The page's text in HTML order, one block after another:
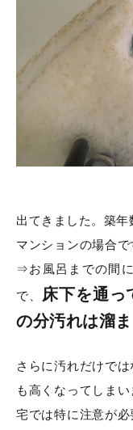
出てきました。築
マンションの場合
⇒お風呂までの間
で、
床下を通っ
の分汚れは溜
さらに汚れだけで
も高くなってしま
宅では特に注意が